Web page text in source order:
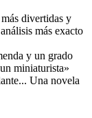
divertidas y
más exacto
y un grado
miniaturista»
Una novela